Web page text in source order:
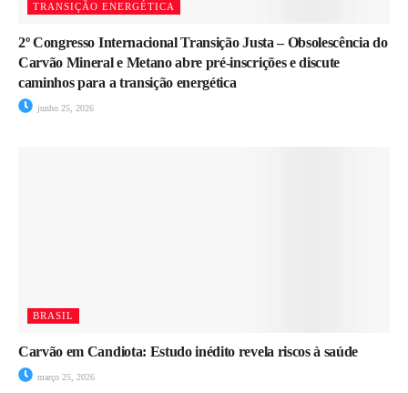
TRANSIÇÃO ENERGÉTICA
2º Congresso Internacional Transição Justa – Obsolescência do
Carvão Mineral e Metano abre pré-inscrições e discute
caminhos para a transição energética
junho 25, 2026
BRASIL
Carvão em Candiota: Estudo inédito revela riscos à saúde
março 25, 2026